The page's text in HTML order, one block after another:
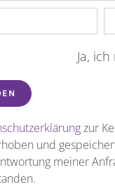
Ja,
zur
und
meiner